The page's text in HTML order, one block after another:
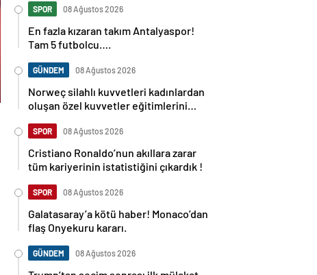
SPOR 08 Ağustos 2026
En fazla kızaran takım Antalyaspor!
Tam 5 futbolcu….
GÜNDEM 08 Ağustos 2026
Norweç silahlı kuvvetleri kadınlardan
oluşan özel kuvvetler eğitimlerini
SPOR 08 Ağustos 2026
Cristiano Ronaldo’nun akıllara zarar
tüm kariyerinin istatistiğini çıkardık !
SPOR 08 Ağustos 2026
Galatasaray’a kötü haber! Monaco’dan
flaş Onyekuru kararı.
GÜNDEM 08 Ağustos 2026